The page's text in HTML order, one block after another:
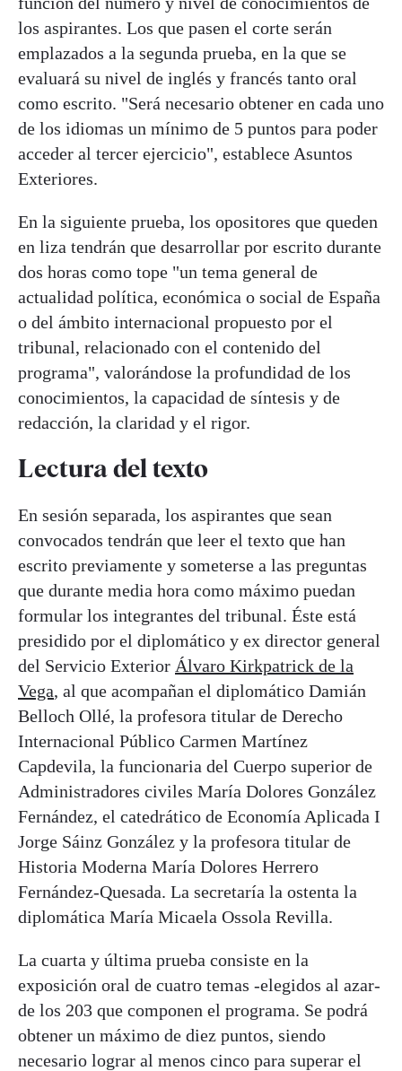
los aspirantes. Los que pasen el corte serán
emplazados a la segunda prueba, en la que se
evaluará su nivel de inglés y francés tanto oral
como escrito. "Será necesario obtener en cada uno
de los idiomas un mínimo de 5 puntos para poder
acceder al tercer ejercicio", establece Asuntos
Exteriores.
En la siguiente prueba, los opositores que queden
en liza tendrán que desarrollar por escrito durante
dos horas como tope "un tema general de
actualidad política, económica o social de España
o del ámbito internacional propuesto por el
tribunal, relacionado con el contenido del
programa", valorándose la profundidad de los
conocimientos, la capacidad de síntesis y de
redacción, la claridad y el rigor.
Lectura del texto
En sesión separada, los aspirantes que sean
convocados tendrán que leer el texto que han
escrito previamente y someterse a las preguntas
que durante media hora como máximo puedan
formular los integrantes del tribunal. Éste está
presidido por el diplomático y ex director general
del Servicio Exterior Álvaro Kirkpatrick de la
Vega, al que acompañan el diplomático Damián
Belloch Ollé, la profesora titular de Derecho
Internacional Público Carmen Martínez
Capdevila, la funcionaria del Cuerpo superior de
Administradores civiles María Dolores González
Fernández, el catedrático de Economía Aplicada I
Jorge Sáinz González y la profesora titular de
Historia Moderna María Dolores Herrero
Fernández-Quesada. La secretaría la ostenta la
diplomática María Micaela Ossola Revilla.
La cuarta y última prueba consiste en la
exposición oral de cuatro temas -elegidos al azar-
de los 203 que componen el programa. Se podrá
obtener un máximo de diez puntos, siendo
necesario lograr al menos cinco para superar el